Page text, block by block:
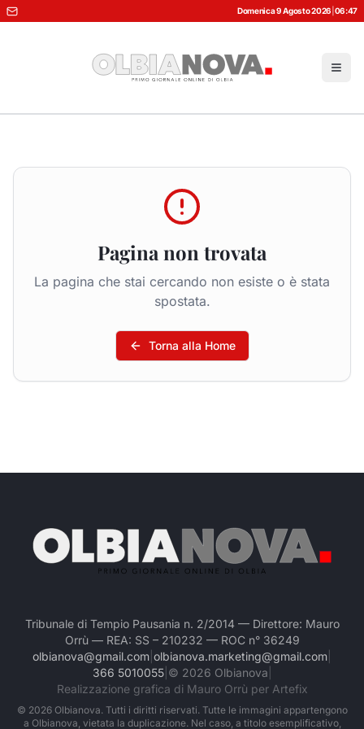
Domenica 9 Agosto 2026 06:47
Pagina non trovata
La pagina che stai cercando non esiste o è stata
spostata.
Torna alla Home
Tribunale di Tempio Pausania n. 2/2014 — Direttore: Mauro
Orrù — REA: SS – 210232 — ROC n° 36249
olbianova@gmail.com olbianova.marketing@gmail.com
366 5010055| © 2026 Olbianova
Realizzazione grafica di Mauro Orrù per Artefix
© 2026Olbianova. Tutti i diritti riservati. Tutte le immagini appartengono
a Olbianova, vietata la duplicazione. Nel caso, a titolo esemplificativo,